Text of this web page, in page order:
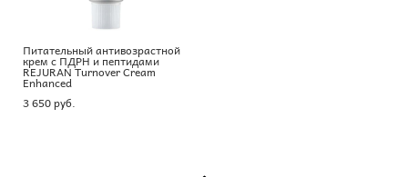
Питательный антивозрастной
крем с ПДРН и пептидами
REJURAN Turnover Cream
Enhanced
3 650 pуб.